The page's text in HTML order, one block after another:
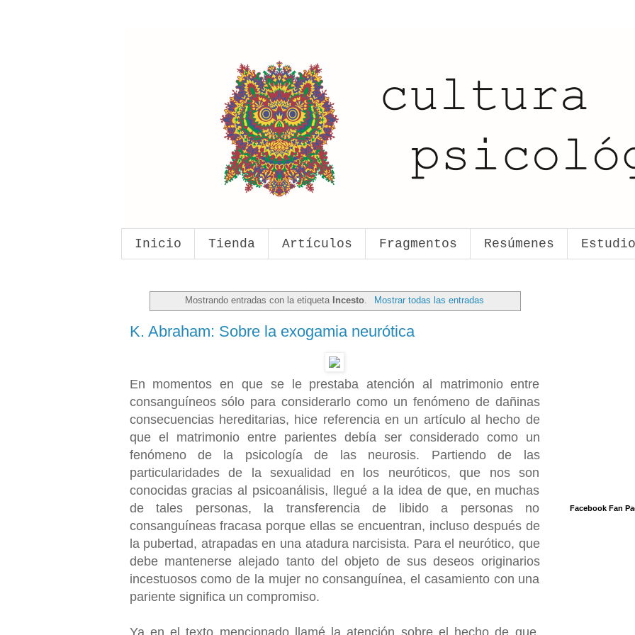
Inicio Tienda Artículos Fragmentos Resúmenes
Mostrando entradas con la etiqueta Incesto Mostrar todas las entradas
K. Abraham: Sobre la exogamia neurótica
En momentos en que se le prestaba atención al matrimonio entre
consanguíneos sólo para considerarlo como un fenómeno de dañinas
consecuencias hereditarias, hice referencia en un artículo al hecho de
que el matrimonio entre parientes debía ser considerado como un
fenómeno de la psicología de las neurosis. Partiendo de las
particularidades de la sexualidad en los neuróticos, que nos son
conocidas gracias al psicoanálisis, llegué a la idea de que, en muchas
de tales personas, la transferencia de libido a personas no
consanguíneas fracasa porque ellas se encuentran, incluso después de
la pubertad, atrapadas en una atadura narcisista. Para el neurótico, que
debe mantenerse alejado tanto del objeto de sus deseos originarios
incestuosos como de la mujer no consanguínea, el casamiento con una
pariente significa un compromiso.
Facebook Fan